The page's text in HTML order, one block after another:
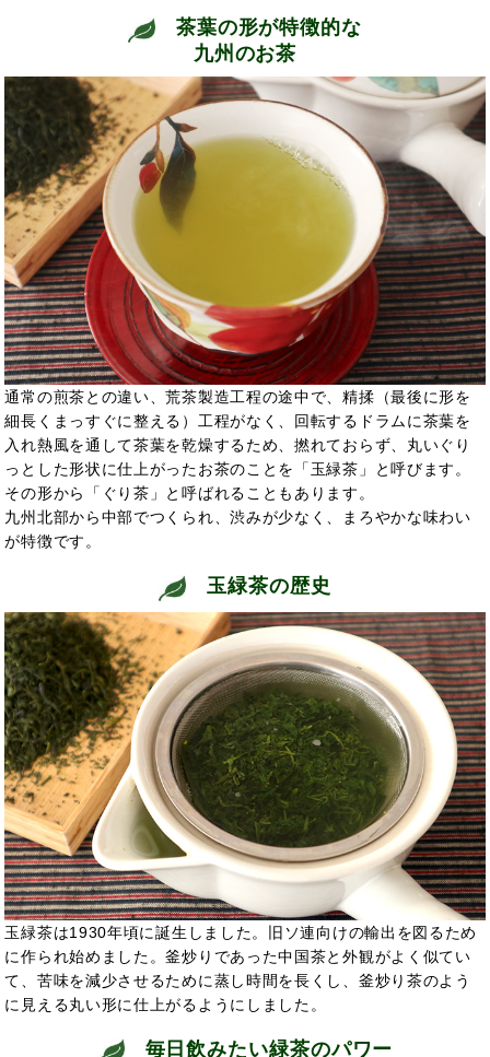
茶葉の形が特徴的な
九州のお茶
通常の煎茶との違い、荒茶製造工程の途中で、精揉（最後に形を
細長くまっすぐに整える）工程がなく、回転するドラムに茶葉を
入れ熱風を通して茶葉を乾燥するため、撚れておらず、丸いぐり
っとした形状に仕上がったお茶のことを「玉緑茶」と呼びます。
その形から「ぐり茶」と呼ばれることもあります。
九州北部から中部でつくられ、渋みが少なく、まろやかな味わい
が特徴です。
玉緑茶の歴史
玉緑茶は1930年頃に誕生しました。旧ソ連向けの輸出を図るため
に作られ始めました。釜炒りであった中国茶と外観がよく似てい
て、苦味を減少させるために蒸し時間を長くし、釜炒り茶のよう
に見える丸い形に仕上がるようにしました。
毎日飲みたい緑茶のパワー